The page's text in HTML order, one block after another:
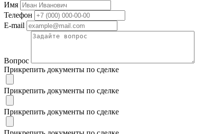
Имя
Телефон
E-mail
Вопрос
Прикрепить документы по сделке
Прикрепить документы по сделке
Прикрепить документы по сделке